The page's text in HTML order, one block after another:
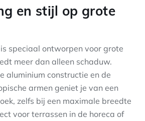
en stijl op grote
speciaal ontworpen voor grote
meer dan alleen schaduw.
aluminium constructie en de
armen geniet je van een
zelfs bij een maximale breedte
voor terrassen in de horeca of